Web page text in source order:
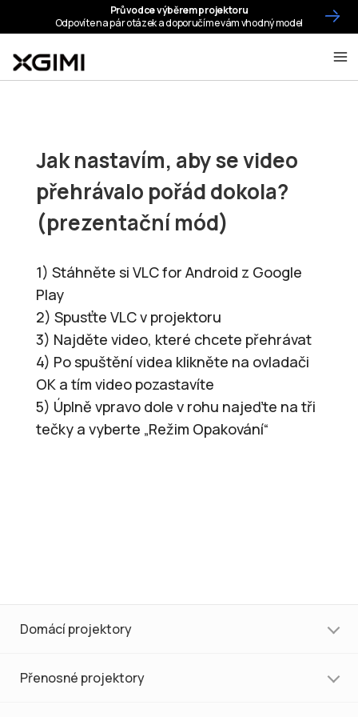
Jak nastavím, aby se video
přehrávalo pořád dokola?
(prezentační mód)
1) Stáhněte si VLC for Android z Google
Play
2) Spusťte VLC v projektoru
3) Najděte video, které chcete přehrávat
4) Po spuštění videa klikněte na ovladači
OK a tím video pozastavíte
5) Úplně vpravo dole v rohu najeďte na tři
tečky a vyberte „Režim Opakování“
Domácí projektory
Přenosné projektory